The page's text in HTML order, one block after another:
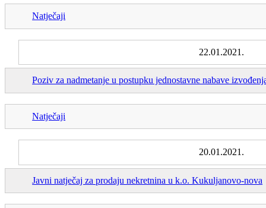
Natječaji
22.01.2021.
Poziv za nadmetanje u postupku jednostavne nabave
Natječaji
20.01.2021.
Javni natječaj za prodaju nekretnina u k.o. Kukuljanovo-nova